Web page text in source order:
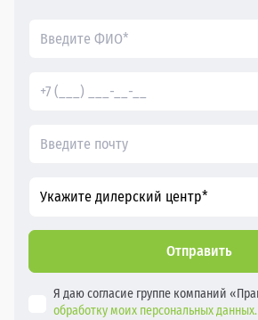
Укажите дилерский центр*
Отправить
Я даю согласие группе компаний
обработку моих персональных данных.